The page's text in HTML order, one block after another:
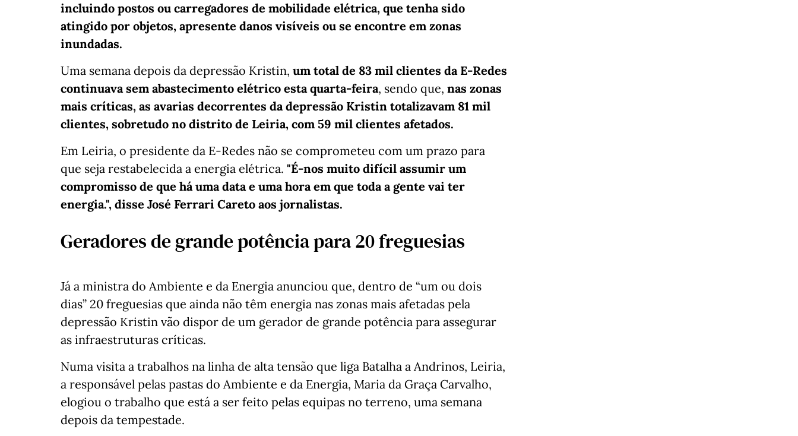
incluindo postos ou carregadores de mobilidade elétrica, que tenha sido
atingido por objetos, apresente danos visíveis ou se encontre em zonas
inundadas.
Uma semana depois da depressão Kristin, um total de 83 mil clientes da E-Redes
continuava sem abastecimento elétrico esta quarta-feira, sendo que, nas zonas
mais críticas, as avarias decorrentes da depressão Kristin totalizavam 81 mil
clientes, sobretudo no distrito de Leiria, com 59 mil clientes afetados.
Em Leiria, o presidente da E-Redes não se comprometeu com um prazo para
que seja restabelecida a energia elétrica. "É-nos muito difícil assumir um
compromisso de que há uma data e uma hora em que toda a gente vai ter
energia.", disse José Ferrari Careto aos jornalistas.
Geradores de grande potência para 20 freguesias
Já a ministra do Ambiente e da Energia anunciou que, dentro de “um ou dois
dias” 20 freguesias que ainda não têm energia nas zonas mais afetadas pela
depressão Kristin vão dispor de um gerador de grande potência para assegurar
as infraestruturas críticas.
Numa visita a trabalhos na linha de alta tensão que liga Batalha a Andrinos, Leiria,
a responsável pelas pastas do Ambiente e da Energia, Maria da Graça Carvalho,
elogiou o trabalho que está a ser feito pelas equipas no terreno, uma semana
depois da tempestade.